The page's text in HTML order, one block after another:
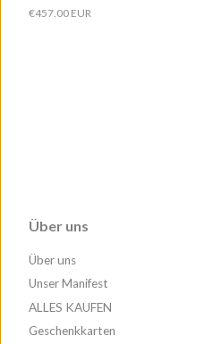
Normaler
€457.00 EUR
Über uns
Über uns
Unser Manifest
ALLES KAUFEN
Geschenkkarten